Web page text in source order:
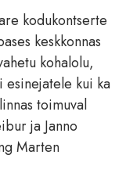
kodukontserte
keskkonnas
kohalolu,
esinejatele kui ka
toimuval
ja Janno
Marten